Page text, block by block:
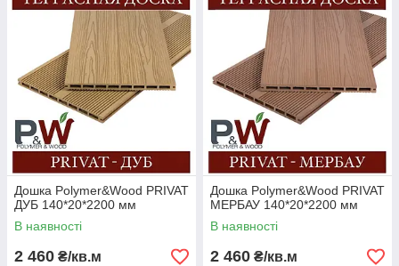
Дошка Polymer&Wood PRIVAT
ДУБ 140*20*2200 мм
В наявності
2 460 ₴/кв.м
Дошка Polymer&Wood PRIVAT
МЕРБАУ 140*20*2200 мм
В наявності
2 460 ₴/кв.м